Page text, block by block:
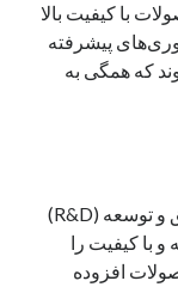
با کیفیت بالا
پیشرفته
که همگی به
برندهای معروف سرمایه زیادی را در تحقیق و توسعه (R&D)
با کیفیت را
افزوده